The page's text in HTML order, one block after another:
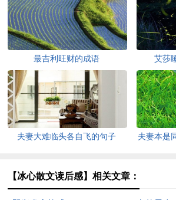
最吉利旺财的成语 艾莎
夫妻大难临头各自飞的句子 夫妻本是
【冰心散文读后感】相关文章：